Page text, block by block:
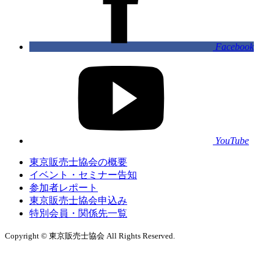
Facebook
YouTube
東京販売士協会の概要
イベント・セミナー告知
参加者レポート
東京販売士協会申込み
特別会員・関係先一覧
Copyright © 東京販売士協会 All Rights Reserved.